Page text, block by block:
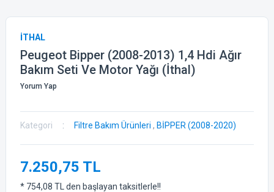
İTHAL
Peugeot Bipper (2008-2013) 1,4 Hdi Ağır
Bakım Seti Ve Motor Yağı (İthal)
Yorum Yap
Kategori Filtre Bakım Ürünleri , BİPPER (2008-2020)
7.250,75 TL
* 754,08 TL den başlayan taksitlerle!!